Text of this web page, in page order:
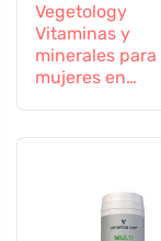
Vegetology
Vitaminas y
minerales para
mujeres en